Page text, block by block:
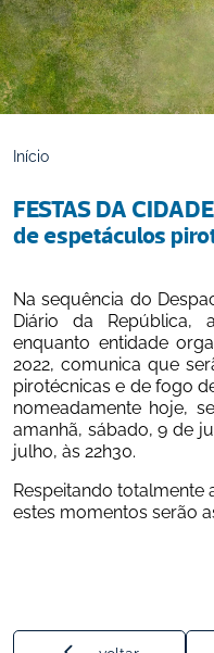
Início
FESTAS DA
de espetáculos
Na sequência do
Diário da República,
enquanto entidade
2022, comunica que
pirotécnicas e de fogo
nomeadamente hoje,
amanhã, sábado, 9 de
julho, às 22h30.
Respeitando totalmente
estes momentos serão